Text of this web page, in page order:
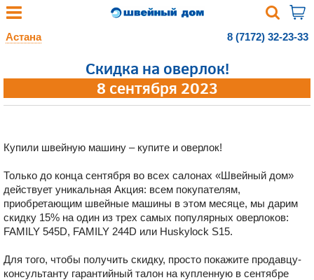
Астана 8 (7172) 32-23-33
Скидка на оверлок!
8 сентября 2023
Купили швейную машину – купите и оверлок!
Только до конца сентября во всех салонах «Швейный дом»
действует уникальная Акция: всем покупателям,
приобретающим швейные машины в этом месяце, мы дарим
скидку 15% на один из трех самых популярных оверлоков:
FAMILY 545D, FAMILY 244D или Huskylock S15.
Для того, чтобы получить скидку, просто покажите продавцу-
консультанту гарантийный талон на купленную в сентябре